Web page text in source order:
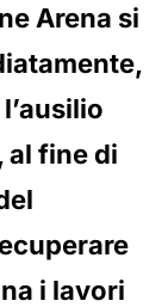
Arena si
al fine di
i lavori